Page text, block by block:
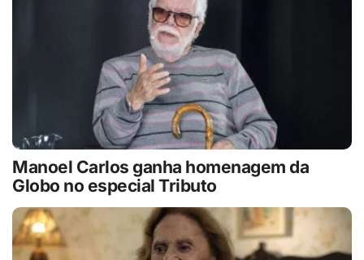
Manoel Carlos ganha homenagem da
Globo no especial Tributo